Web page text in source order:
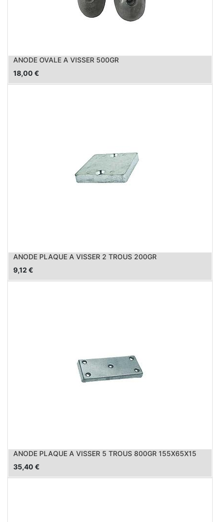
ANODE OVALE A VISSER 500GR
18,00 €
ANODE PLAQUE A VISSER 2 TROUS 200GR
9,12 €
ANODE PLAQUE A VISSER 5 TROUS 800GR 155X65X15
35,40 €